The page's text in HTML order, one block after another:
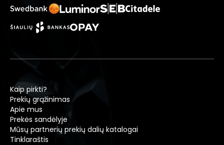
Kaip pirkti?
Prekių grąžinimas
Apie mus
Prekės sandėlyje
Mūsų partnerių prekių dalių katalogai
Tinklaraštis